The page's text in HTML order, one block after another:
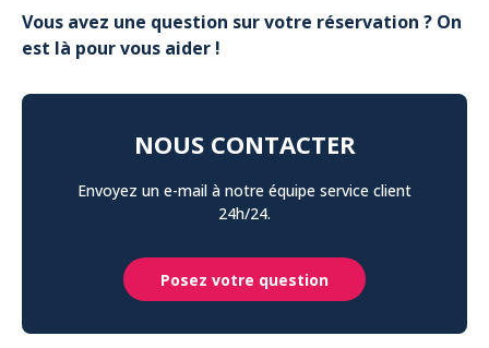
Vous avez une question sur votre réservation ? On
est là pour vous aider !
NOUS CONTACTER
Envoyez un e-mail à notre équipe service client
24h/24.
Posez votre question